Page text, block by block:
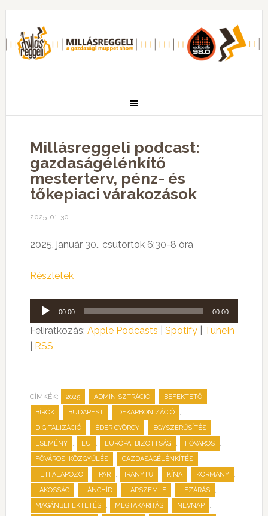
Millásreggeli podcast:
gazdaságélénkítő
mesterterv, pénz- és
tőkepiaci várakozások
2025-01-30
2025. január 30., csütörtök 6:30-8 óra
Részletek
Audió
lejátszó
00:00 00:00
Feliratkozás: Apple Podcasts Spotify| TuneIn
RSS
CÍMKÉK: 2025 , ADMINISZTRÁCIÓ , BEFEKTETŐ ,
BÍRÓK , BUDAPEST , DEKARBONIZÁCIÓ ,
DIGITALIZÁCIÓ , ÉDER GYÖRGY , EGYSZERŰSÍTÉS ,
ESEMÉNY , EU , EURÓPAI BIZOTTSÁG , FŐVÁROS ,
FŐVÁROSI KÖZGYŰLÉS , GAZDASÁGÉLÉNKÍTÉS ,
HETI ALAPOZÓ , IPAR , IRÁNYTŰ , KÍNA , KORMÁNY ,
LAKOSSÁG , LÁNCHÍD , LAPSZEMLE , LEZÁRÁS ,
MAGÁNBEFEKTETÉS , MEGTAKARÍTÁS , NÉVNAP ,